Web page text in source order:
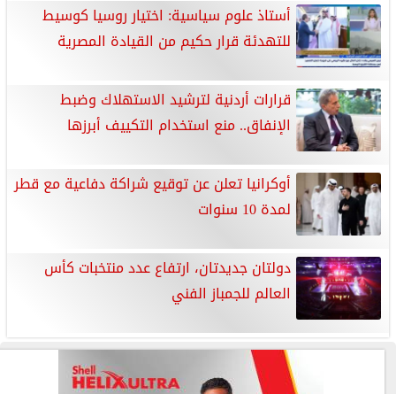
أستاذ علوم سياسية: اختيار روسيا كوسيط
للتهدئة قرار حكيم من القيادة المصرية
قرارات أردنية لترشيد الاستهلاك وضبط
الإنفاق.. منع استخدام التكييف أبرزها
أوكرانيا تعلن عن توقيع شراكة دفاعية مع قطر
لمدة 10 سنوات
دولتان جديدتان، ارتفاع عدد منتخبات كأس
العالم للجمباز الفني